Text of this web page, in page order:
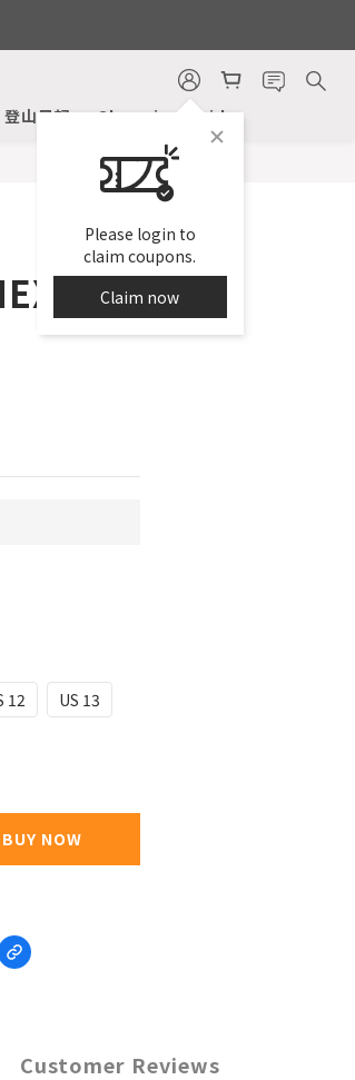
Please login to
claim coupons.
Claim now
登山日記 Shopping Guide
12 US 13
BUY NOW
Customer Reviews
BUY NOW